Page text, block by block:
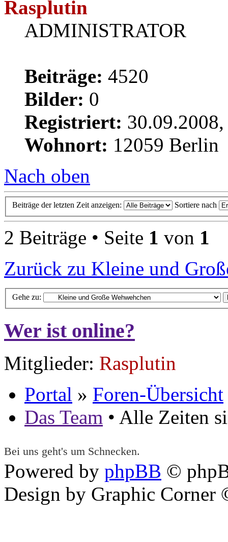
Rasplutin
ADMINISTRATOR
Beiträge: 4520
Bilder: 0
Registriert:
Wohnort: 12059 Berlin
Nach oben
Beiträge der letzten Zeit anzeigen: Sortiere nach
2 Beiträge • Seite 1 von 1
Zurück zu Kleine und
Gehe zu:
Wer ist online?
Mitglieder: Rasplutin
Portal » Foren-Übersicht
Das Team • Alle Zeiten
Bei uns geht's um Schnecken.
Powered by phpBB ©
Design by Graphic Corner